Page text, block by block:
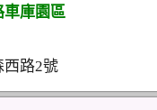
車庫園區
西路2號